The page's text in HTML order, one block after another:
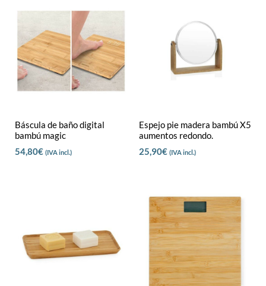
Báscula de baño digital
bambú magic
54,80€ (IVA incl.)
Espejo pie madera bambú X5
aumentos redondo.
25,90€ (IVA incl.)